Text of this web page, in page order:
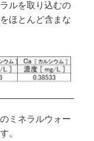
ルを取り込むの
ほとんど含まな
ミネラルウォー
。